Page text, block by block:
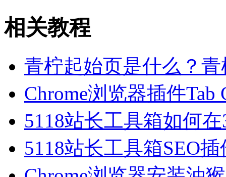
相关教程
青柠起始页是什么？
Chrome浏览器插件Tab
5118站长工具箱如何
5118站长工具箱SEO